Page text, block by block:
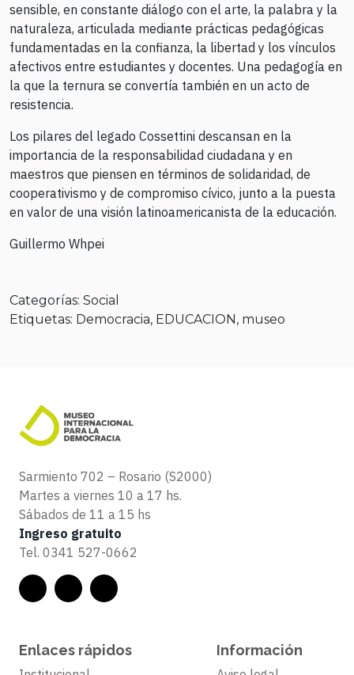
sensible, en constante diálogo con el arte, la palabra y la
naturaleza, articulada mediante prácticas pedagógicas
fundamentadas en la confianza, la libertad y los vínculos
afectivos entre estudiantes y docentes. Una pedagogía en
la que la ternura se convertía también en un acto de
resistencia.
Los pilares del legado Cossettini descansan en la
importancia de la responsabilidad ciudadana y en
maestros que piensen en términos de solidaridad, de
cooperativismo y de compromiso cívico, junto a la puesta
en valor de una visión latinoamericanista de la educación.
Guillermo Whpei
Categorías: Social
Etiquetas: Democracia, EDUCACION , museo
Sarmiento 702 – Rosario (S2000)
Martes a viernes 10 a 17 hs.
Sábados de 11 a 15 hs
Ingreso gratuito
Tel. 0341 527-0662
Enlaces rápidos Información